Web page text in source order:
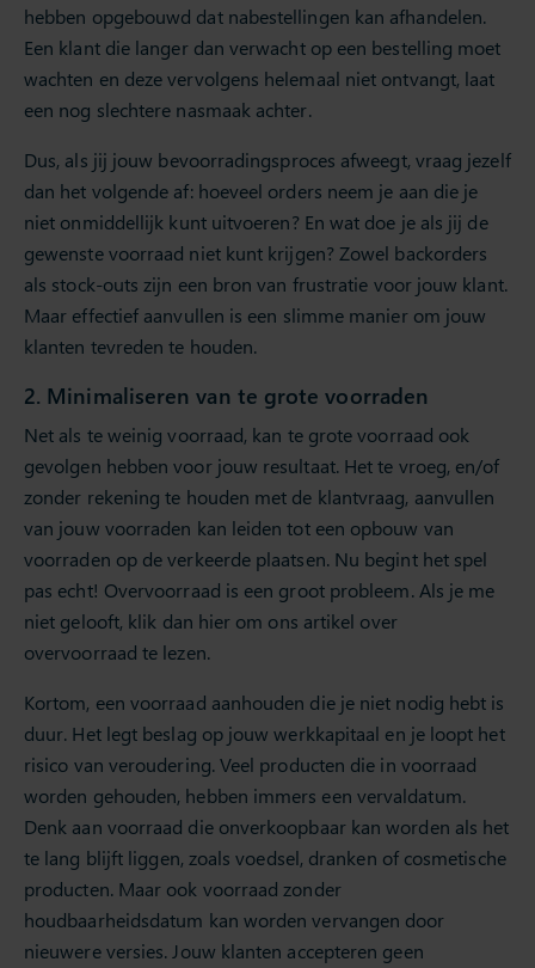
hebben opgebouwd dat nabestellingen kan afhandelen.
Een klant die langer dan verwacht op een bestelling moet
wachten en deze vervolgens helemaal niet ontvangt, laat
een nog slechtere nasmaak achter.
Dus, als jij jouw bevoorradingsproces afweegt, vraag jezelf
dan het volgende af: hoeveel orders neem je aan die je
niet onmiddellijk kunt uitvoeren? En wat doe je als jij de
gewenste voorraad niet kunt krijgen? Zowel backorders
als stock-outs zijn een bron van frustratie voor jouw klant.
Maar effectief aanvullen is een slimme manier om jouw
klanten tevreden te houden.
2. Minimaliseren van te grote voorraden
Net als te weinig voorraad, kan te grote voorraad ook
gevolgen hebben voor jouw resultaat. Het te vroeg, en/of
zonder rekening te houden met de klantvraag, aanvullen
van jouw voorraden kan leiden tot een opbouw van
voorraden op de verkeerde plaatsen. Nu begint het spel
pas echt! Overvoorraad is een groot probleem. Als je me
niet gelooft, klik dan hier om ons artikel over
overvoorraad te lezen.
Kortom, een voorraad aanhouden die je niet nodig hebt is
duur. Het legt beslag op jouw werkkapitaal en je loopt het
risico van veroudering. Veel producten die in voorraad
worden gehouden, hebben immers een vervaldatum.
Denk aan voorraad die onverkoopbaar kan worden als het
te lang blijft liggen, zoals voedsel, dranken of cosmetische
producten. Maar ook voorraad zonder
houdbaarheidsdatum kan worden vervangen door
nieuwere versies. Jouw klanten accepteren geen